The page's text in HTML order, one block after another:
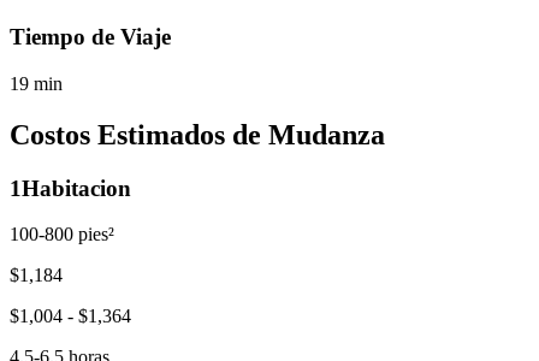
Tiempo de Viaje
19 min
Costos Estimados de Mudanza
1Habitacion
100-800 pies²
$1,184
$1,004 - $1,364